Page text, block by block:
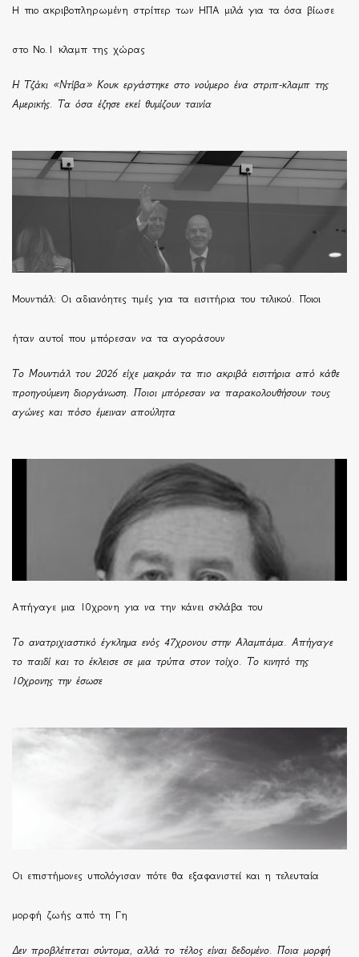
H πιο ακριβοπληρωμένη στρίπερ των ΗΠΑ μιλά για τα όσα βίωσε
στο Νο.1 κλαμπ της χώρας
Η Τζάκι «Ντίβα» Κουκ εργάστηκε στο νούμερο ένα στριπ-κλαμπ της
Αμερικής. Τα όσα έζησε εκεί θυμίζουν ταινία
Μουντιάλ: Οι αδιανόητες τιμές για τα εισιτήρια του τελικού. Ποιοι
ήταν αυτοί που μπόρεσαν να τα αγοράσουν
Το Μουντιάλ του 2026 είχε μακράν τα πιο ακριβά εισιτήρια από κάθε
προηγούμενη διοργάνωση. Ποιοι μπόρεσαν να παρακολουθήσουν τους
αγώνες και πόσο έμειναν απούλητα
Απήγαγε μια 10χρονη για να την κάνει σκλάβα του
Το ανατριχιαστικό έγκλημα ενός 47χρονου στην Αλαμπάμα. Απήγαγε
το παιδί και το έκλεισε σε μια τρύπα στον τοίχο. Το κινητό της
10χρονης την έσωσε
Οι επιστήμονες υπολόγισαν πότε θα εξαφανιστεί και η τελευταία
μορφή ζωής από τη Γη
Δεν προβλέπεται σύντομα, αλλά το τέλος είναι δεδομένο. Ποια μορφή